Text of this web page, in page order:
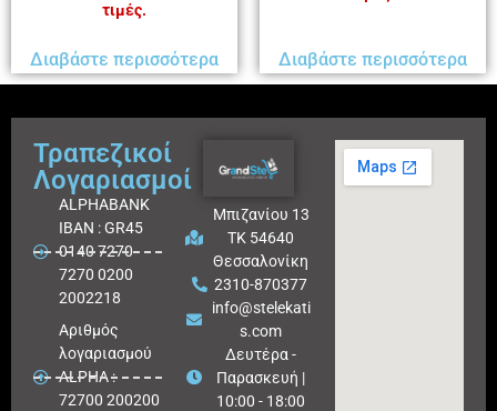
τιμές.
Διαβάστε περισσότερα Διαβάστε περισσότερα
Τραπεζικοί
Λογαριασμοί
ALPHABANK
IBAN : GR45
0140 7270
7270 0200
2002218
Aριθμός
λογαριασμού
ALPHA :
72700 200200
Μπιζανίου 13
ΤΚ 54640
Θεσσαλονίκη
2310-870377
info@stelekati
s.com
Δευτέρα -
Παρασκευή |
10:00 - 18:00